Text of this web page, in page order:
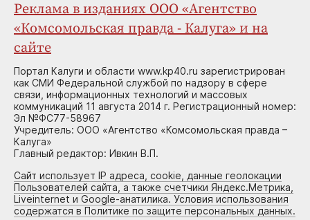
Реклама в изданиях ООО «Агентство
«Комсомольская правда - Калуга» и на
сайте
Портал Калуги и области www.kp40.ru зарегистрирован
как СМИ Федеральной службой по надзору в сфере
связи, информационных технологий и массовых
коммуникаций 11 августа 2014 г. Регистрационный номер:
Эл №ФС77-58967
Учредитель: ООО «Агентство «Комсомольская правда –
Калуга»
Главный редактор: Ивкин В.П.
Сайт использует IP адреса, cookie, данные геолокации
Пользователей сайта, а также счетчики Яндекс.Метрика,
Liveinternet и Google-анатилика. Условия использования
содержатся в Политике по защите персональных данных.